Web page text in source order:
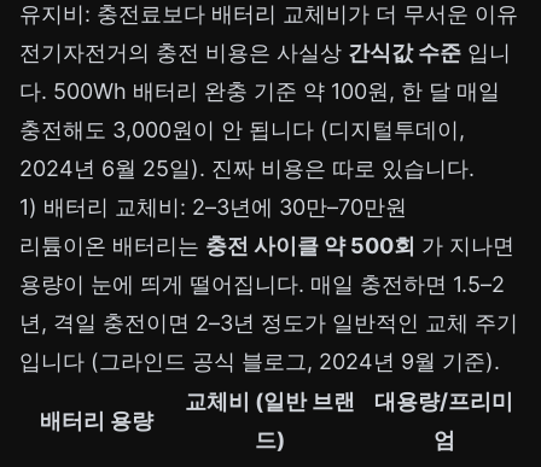
유지비: 충전료보다 배터리 교체비가 더 무서운 이유
전기자전거의 충전 비용은 사실상 간식값 수준 입니
다. 500Wh 배터리 완충 기준 약 100원, 한 달 매일
충전해도 3,000원이 안 됩니다 (디지털투데이,
2024년 6월 25일). 진짜 비용은 따로 있습니다.
1) 배터리 교체비: 2–3년에 30만–70만원
리튬이온 배터리는 충전 사이클 약 500회 가 지나면
용량이 눈에 띄게 떨어집니다. 매일 충전하면 1.5–2
년, 격일 충전이면 2–3년 정도가 일반적인 교체 주기
입니다 (그라인드 공식 블로그, 2024년 9월 기준).
배터리 용량
교체비 (일반 브랜
드)
대용량/프리미
엄